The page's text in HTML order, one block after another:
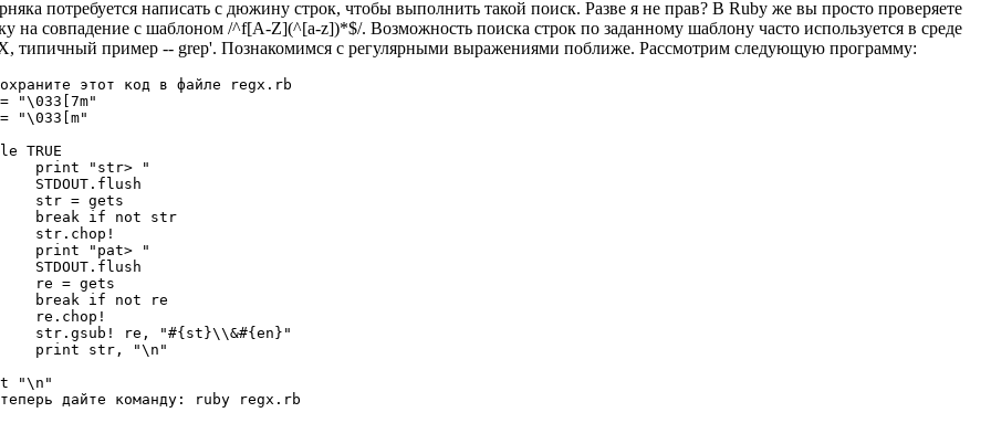
потребуется написать с дюжину строк, чтобы выполнить такой поиск. Разве я не прав? В Ruby же вы просто проверяете
на совпадение с шаблоном /^f[A-Z](^[a-z])*$/. Возможность поиска строк по заданному шаблону часто используется в среде
типичный пример -- grep'. Познакомимся с регулярными выражениями поближе. Рассмотрим следующую программу:
этот код в файле regx.rb
"\033[7m"
"\033[m"
TRUE
print "str> "
STDOUT.flush
str = gets
break if not str
str.chop!
print "pat> "
STDOUT.flush
re = gets
break if not re
re.chop!
str.gsub! re, "#{st}\\&#{en}"
print str, "\n"
"\n"